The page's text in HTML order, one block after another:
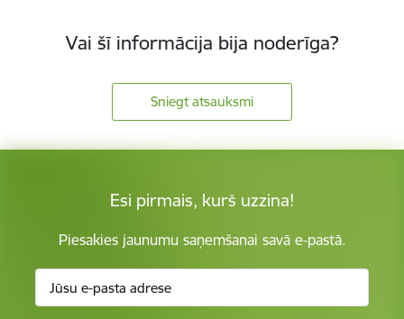
Vai šī informācija bija noderīga?
Sniegt atsauksmi
Esi pirmais, kurš uzzina!
Piesakies jaunumu saņemšanai savā e-pastā.